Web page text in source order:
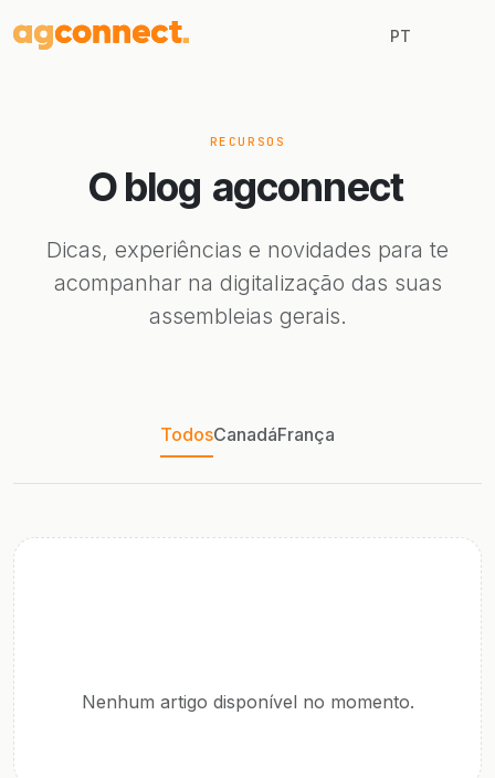
PT
RECURSOS
O blog agconnect
Dicas, experiências e novidades para te
acompanhar na digitalização das suas
assembleias gerais.
TodosCanadáFrança
Nenhum artigo disponível no momento.